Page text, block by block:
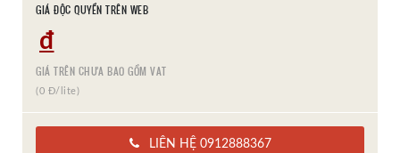
GIÁ ĐỘC QUYỀN TRÊN WEB
đ
GIÁ TRÊN CHƯA BAO GỒM VAT
(0 Đ/lite)
LIÊN HỆ 0912888367